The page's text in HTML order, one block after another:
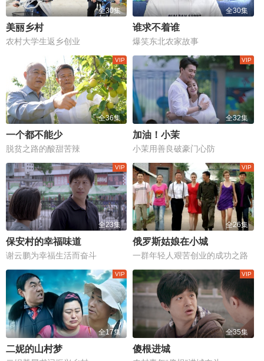
全30集
美丽乡村
农村大学生返乡创业
全30集
谁求不着谁
爆笑东北农家故事
全36集
一个都不能少
脱贫之路的酸甜苦辣
全32集
加油！小茉
小茉用善良破豪门心防
全23集
保安村的幸福味道
谢云鹏为幸福生活而奋斗
全26集
俄罗斯姑娘在小城
一群年轻人艰苦创业的成功之路
全17集
二妮的山村梦
全35集
傻根进城